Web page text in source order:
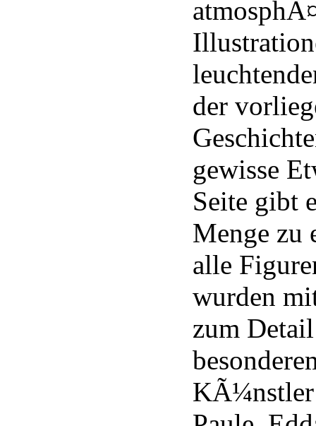
der
gewisse
Seite gibt
Menge zu
alle
wurden
zum